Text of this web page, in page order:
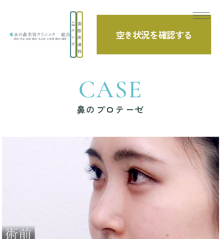
メ
ン
ズ
美
容
皮
膚
科
空き状況を確認する
TOP 症例写真 鼻のプロテーゼ
CASE
鼻のプロテーゼ